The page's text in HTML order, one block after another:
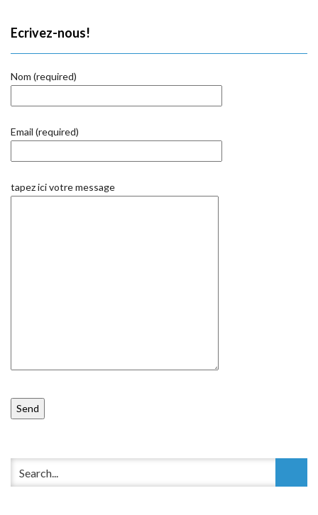
Ecrivez-nous!
Nom (required)
Email (required)
tapez ici votre message